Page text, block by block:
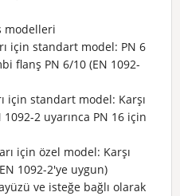
modelleri
için standart model: PN 6
flanş PN 6/10 (EN 1092-
için standart model: Karşı
2 uyarınca PN 16 için
için özel model: Karşı
1092-2'ye uygun)
ve isteğe bağlı olarak